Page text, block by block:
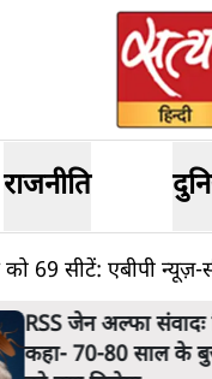
राजनीति
को 69 सीटें: एबीपी न्यूज़-
RSS जेन अल्फा
कहा- 70-80 साल के